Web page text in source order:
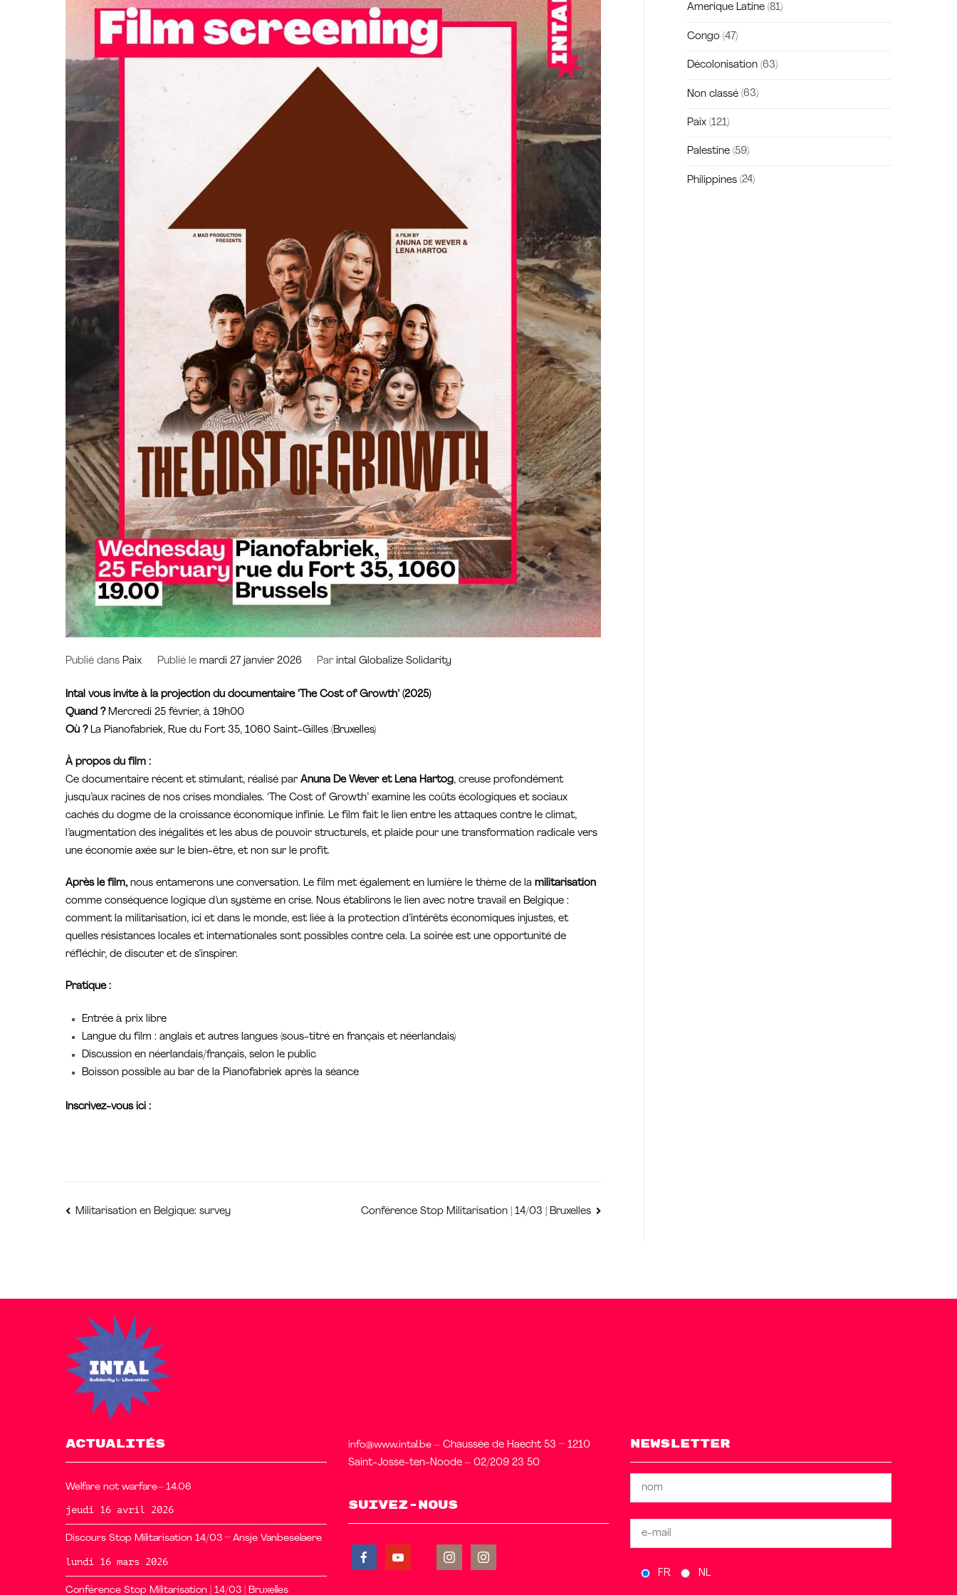
Publié dans Paix Publié le mardi 27 janvier 2026 Parintal Globalize Solidarity
Intal vous invite à la projection du documentaire ‘The Cost of Growth’ (2025)
Quand ?Mercredi 25 février, à 19h00
Où ?La Pianofabriek, Rue du Fort 35, 1060 Saint-Gilles (Bruxelles)
À propos du film :
Ce documentaire récent et stimulant, réalisé par Anuna De Wever et Lena Hartog, creuse profondément
jusqu’aux racines de nos crises mondiales. ‘The Cost of Growth’ examine les coûts écologiques et sociaux
cachés du dogme de la croissance économique infinie. Le film fait le lien entre les attaques contre le climat,
l’augmentation des inégalités et les abus de pouvoir structurels, et plaide pour une transformation radicale vers
une économie axée sur le bien-être, et non sur le profit.
Après le film, nous entamerons une conversation. Le film met également en lumière le thème de la militarisation
comme conséquence logique d’un système en crise. Nous établirons le lien avec notre travail en Belgique :
comment la militarisation, ici et dans le monde, est liée à la protection d’intérêts économiques injustes, et
quelles résistances locales et internationales sont possibles contre cela. La soirée est une opportunité de
réfléchir, de discuter et de s’inspirer.
Pratique :
Entrée à prix libre
Langue du film : anglais et autres langues (sous-titré en français et néerlandais)
Discussion en néerlandais/français, selon le public
Boisson possible au bar de la Pianofabriek après la séance
Inscrivez-vous ici :
Navigation
Militarisation en Belgique: survey Conférence Stop Militarisation | 14/03 | Bruxelles
Amerique Latine (81)
Congo (47)
Décolonisation (63)
Non classé (63)
Paix (121)
Palestine (59)
Philippines (24)
ACTUALITÉS
Welfare not warfare– 14.06
jeudi 16 avril 2026
Discours Stop Militarisation 14/03 – Ansje Vanbeselaere
lundi 16 mars 2026
Conférence Stop Militarisation | 14/03 | Bruxelles
info@www.intal.be– Chaussée de Haecht 53 – 1210
Saint-Josse-ten-Noode – 02/209 23 50
Suivez-nous
Newsletter
FR NL